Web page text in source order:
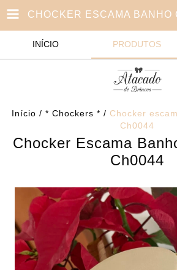
INÍCIO PRODUTOS
Início / * Chockers * / Chocker
Ch0044
Chocker Escama
Ch0044